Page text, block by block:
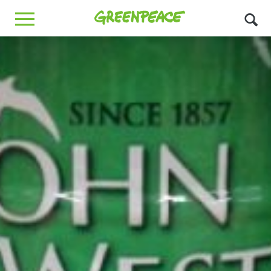
Greenpeace
MENU